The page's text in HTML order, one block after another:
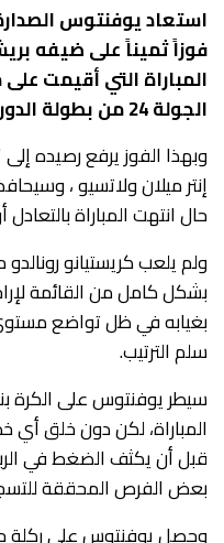
استعاد يوفنتوس
فوزاً ثميناً على ضيفه
المباراة التي أقيمت
الجولة 24 من بطولة الدوري الإيطالي.
إنتر ميلان ولاتسيو ،
حال انتهت المباراة
ولم يلعب كريستيانو
بشكل كامل من القائمة
سلم الترتيب.
سيطر يوفنتوس على الكرة
المباراة، لكن دون خلق
قبل أن يكثف الضغط في
بعض الفرص المحققة